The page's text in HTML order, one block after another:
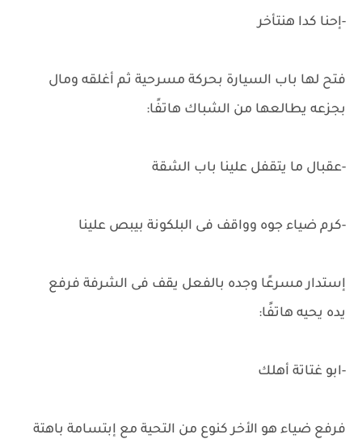
-إحنا كدا هنتأخر
فتح لها باب السيارة بحركة مسرحية ثم أغلقه ومال
بجزعه يطالعها من الشباك هاتفًا:
-عقبال ما يتقفل علينا باب الشقة
-كرم ضياء جوه وواقف فى البلكونة بيبص علينا
إستدار مسرعًا وجده بالفعل يقف فى الشرفة فرفع
يده يحيه هاتفًا:
-ابو غتاتة أهلك
فرفع ضياء هو الأخر كنوع من التحية مع إبتسامة باهتة